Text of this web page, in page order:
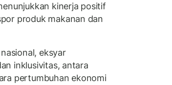
kinerja positif
produk makanan dan
eksyar
inklusivitas, antara
pertumbuhan ekonomi